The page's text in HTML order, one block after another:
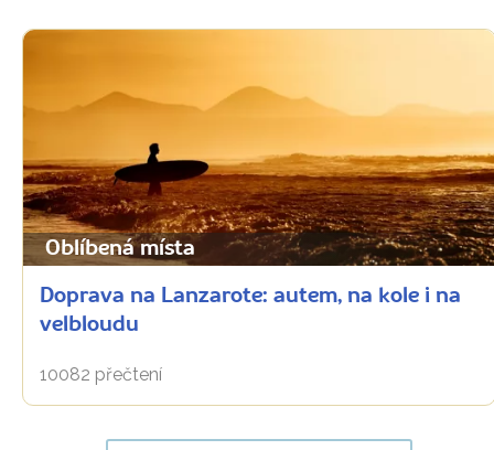
Oblíbená místa
Doprava na Lanzarote: autem, na kole i na
velbloudu
10082 přečtení